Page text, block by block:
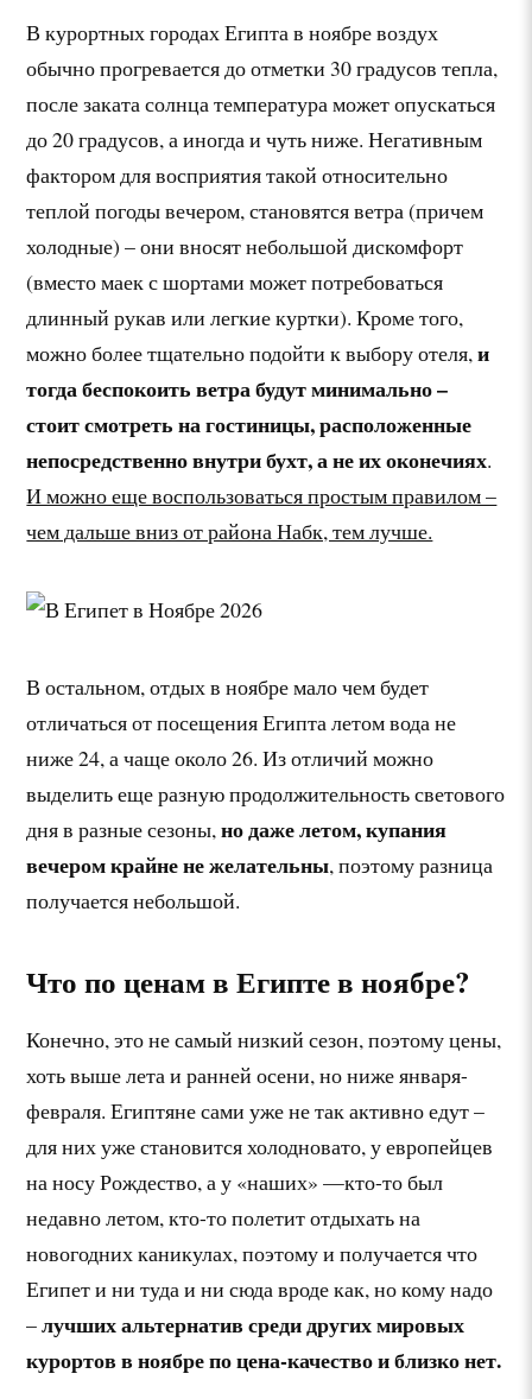
В курортных городах Египта в ноябре воздух
обычно прогревается до отметки 30 градусов тепла,
после заката солнца температура может опускаться
до 20 градусов, а иногда и чуть ниже. Негативным
фактором для восприятия такой относительно
теплой погоды вечером, становятся ветра (причем
холодные) – они вносят небольшой дискомфорт
(вместо маек с шортами может потребоваться
длинный рукав или легкие куртки). Кроме того,
можно более тщательно подойти к выбору отеля,и
тогда беспокоить ветра будут минимально –
стоит смотреть на гостиницы, расположенные
непосредственно внутри бухт, а не их оконечиях.
И можно еще воспользоваться простым правилом –
чем дальше вниз от района Набк, тем лучше.
В остальном, отдых в ноябре мало чем будет
отличаться от посещения Египта летом вода не
ниже 24, а чаще около 26. Из отличий можно
выделить еще разную продолжительность светового
дня в разные сезоны,но даже летом, купания
вечером крайне не желательны, поэтому разница
получается небольшой.
Что по ценам в Египте в ноябре?
Конечно, это не самый низкий сезон, поэтому цены,
хоть выше лета и ранней осени, но ниже января-
февраля. Египтяне сами уже не так активно едут –
для них уже становится холодновато, у европейцев
на носу Рождество, а у «наших» —кто-то был
недавно летом, кто-то полетит отдыхать на
новогодних каникулах, поэтому и получается что
Египет и ни туда и ни сюда вроде как, но кому надо
–лучших альтернатив среди других мировых
курортов в ноябре по цена-качество и близко нет.